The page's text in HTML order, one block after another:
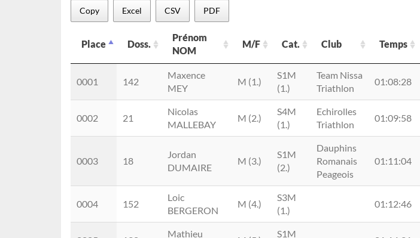
Copy Excel CSV PDF
Place Doss.
Prénom
NOM
M/F Cat. Club Temps
Prénom
NOM
Cat. Club
0001
142
Maxence
MEY
M (1.)
S1M
(1.)
Team Nissa
Triathlon
01:08:28
0002 21
Nicolas
MALLEBAY
M (2.)
S4M
(1.)
Echirolles
Triathlon
01:09:58
0003 18
Jordan
DUMAIRE
M (3.)
S1M
(2.)
Dauphins
Romanais
Peageois
01:11:04
0004 152
Loic
BERGERON
M (4.)
S3M
(1.)
01:12:46
Mathieu
S1M